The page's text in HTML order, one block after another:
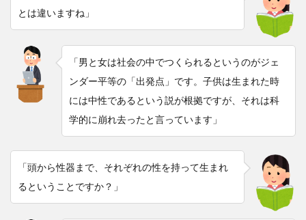
とは違いますね」
「男と女は社会の中でつくられるというのがジェ
ンダー平等の「出発点」です。子供は生まれた時
には中性であるという説が根拠ですが、それは科
学的に崩れ去ったと言っています」
「頭から性器まで、それぞれの性を持って生まれ
るということですか？」